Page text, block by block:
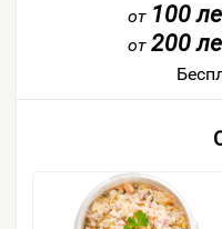
от 100
от 200